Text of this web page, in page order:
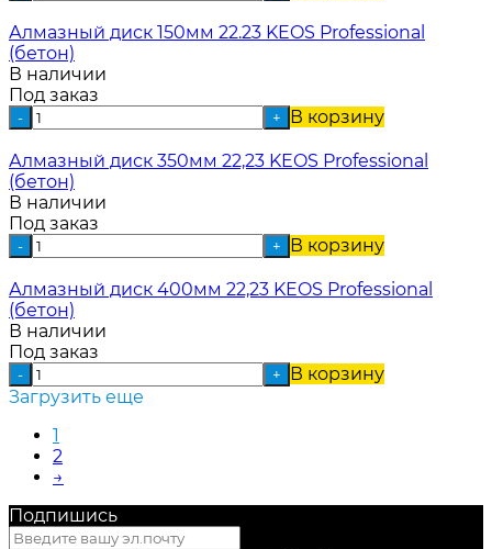
Алмазный диск 150мм 22.23 KEOS Professional
(бетон)
В наличии
Под заказ
- + В корзину
Алмазный диск 350мм 22,23 KEOS Professional
(бетон)
В наличии
Под заказ
- + В корзину
Алмазный диск 400мм 22,23 KEOS Professional
(бетон)
В наличии
Под заказ
- +
В корзину
Загрузить еще
1
2
→
Подпишись